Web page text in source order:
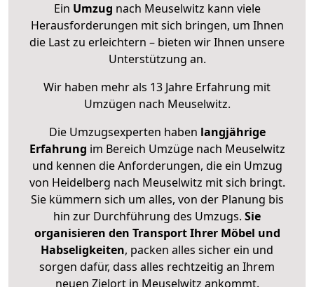
Ein Umzug nach Meuselwitz kann viele
Herausforderungen mit sich bringen, um Ihnen
die Last zu erleichtern – bieten wir Ihnen unsere
Unterstützung an.
Wir haben mehr als 13 Jahre Erfahrung mit
Umzügen nach Meuselwitz.
Die Umzugsexperten haben langjährige
Erfahrung im Bereich Umzüge nach Meuselwitz
und kennen die Anforderungen, die ein Umzug
von Heidelberg nach Meuselwitz mit sich bringt.
Sie kümmern sich um alles, von der Planung bis
hin zur Durchführung des Umzugs. Sie
organisieren den Transport Ihrer Möbel und
Habseligkeiten, packen alles sicher ein und
sorgen dafür, dass alles rechtzeitig an Ihrem
neuen Zielort in Meuselwitz ankommt.